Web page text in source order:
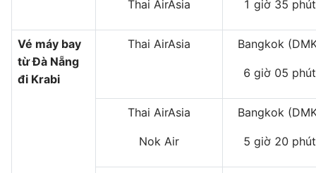
Thai AirAsia 1 giờ 35 phút
Vé máy bay
từ Đà Nẵng
đi Krabi
Thai AirAsia Bangkok
6 giờ 05 phút
Thai AirAsia
Nok Air
Bangkok
5 giờ 20 phút